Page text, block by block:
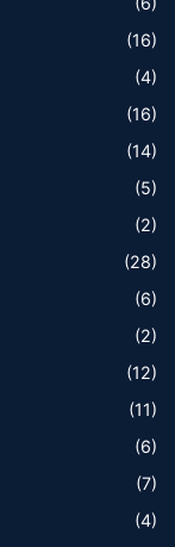
(16)
(4)
(16)
(14)
(5)
(2)
(28)
(6)
(2)
(12)
(11)
(6)
(7)
(4)